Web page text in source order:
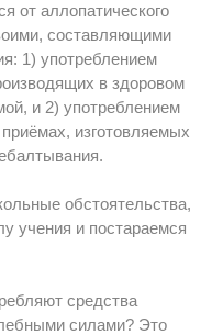
от аллопатического
составляющими
1) употреблением
в здоровом
и 2) употреблением
изготовляемых
обстоятельства,
учения и постараемся
средства
силами? Это